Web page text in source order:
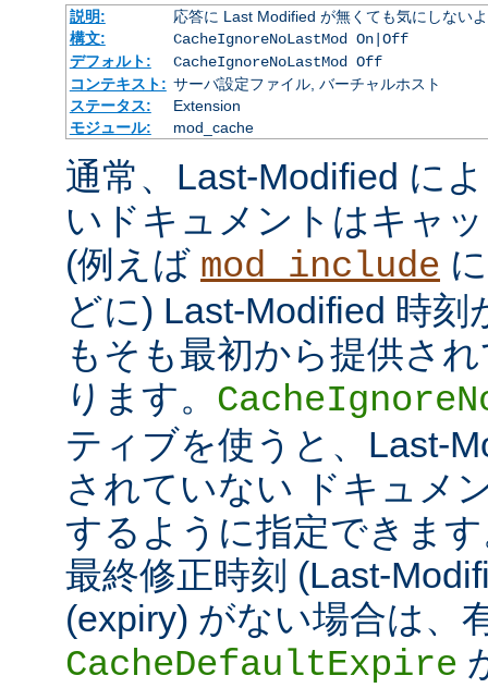
説明:
応答に Last Modified が無くても気にしない
構文:
CacheIgnoreNoLastMod On|Off
デフォルト:
CacheIgnoreNoLastMod Off
コンテキスト: サーバ設定ファイル, バーチャルホスト
ステータス:
Extension
モジュール:
mod_cache
通常、Last-Modified に
いドキュメントはキャ
(例えば mod_include
どに) Last-Modified 時
もそも最初から提供さ
ります。
ティブを使うと、Last-
されていない ドキュメ
するように指定できま
最終修正時刻 (Last-
(expiry) がない場合は、
CacheDefaultExpire